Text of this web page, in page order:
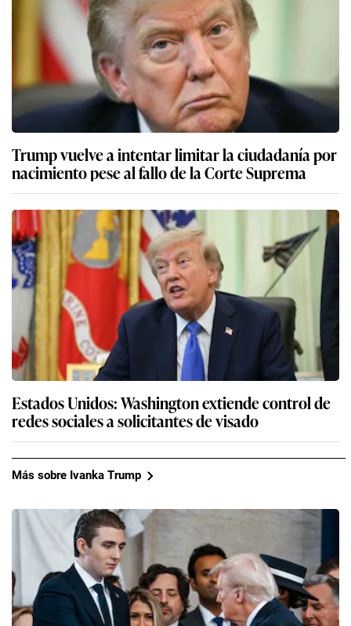
Trump vuelve a intentar limitar la ciudadanía por
nacimiento pese al fallo de la Corte Suprema
Estados Unidos: Washington extiende control de
redes sociales a solicitantes de visado
Más sobre Ivanka Trump